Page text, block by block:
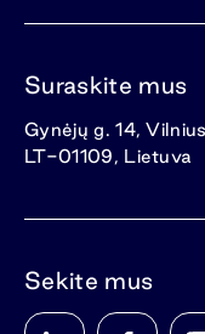
Suraskite mus
Gynėjų g. 14,
LT-01109, Lietuva
Sekite mus